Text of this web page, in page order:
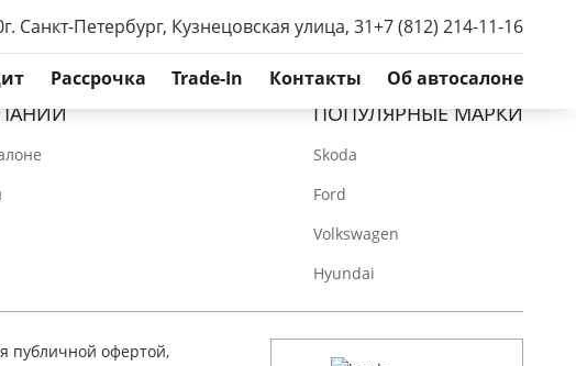
г. Санкт-Петербург, Кузнецовская улица, 31+7 (812) 214-11-16
Рассрочка Trade-In Контакты Об автосалоне
ПОПУЛЯРНЫЕ МАРКИ
Skoda
Ford
Volkswagen
Hyundai
публичной офертой,